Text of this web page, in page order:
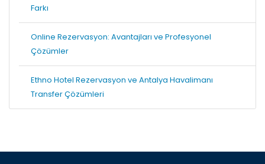
Farkı
Online Rezervasyon: Avantajları ve Profesyonel
Çözümler
Ethno Hotel Rezervasyon ve Antalya Havalimanı
Transfer Çözümleri